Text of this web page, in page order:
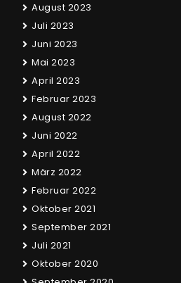
August 2023
Juli 2023
Juni 2023
Mai 2023
April 2023
Februar 2023
August 2022
Juni 2022
April 2022
März 2022
Februar 2022
Oktober 2021
September 2021
Juli 2021
Oktober 2020